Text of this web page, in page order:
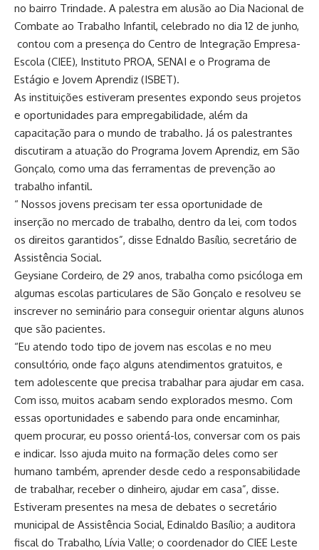
no bairro Trindade. A palestra em alusão ao Dia Nacional de
Combate ao Trabalho Infantil, celebrado no dia 12 de junho,
contou com a presença do Centro de Integração Empresa-
Escola (CIEE), Instituto PROA, SENAI e o Programa de
Estágio e Jovem Aprendiz (ISBET).
As instituições estiveram presentes expondo seus projetos
e oportunidades para empregabilidade, além da
capacitação para o mundo de trabalho. Já os palestrantes
discutiram a atuação do Programa Jovem Aprendiz, em São
Gonçalo, como uma das ferramentas de prevenção ao
trabalho infantil.
“ Nossos jovens precisam ter essa oportunidade de
inserção no mercado de trabalho, dentro da lei, com todos
os direitos garantidos”, disse Ednaldo Basílio, secretário de
Assistência Social.
Geysiane Cordeiro, de 29 anos, trabalha como psicóloga em
algumas escolas particulares de São Gonçalo e resolveu se
inscrever no seminário para conseguir orientar alguns alunos
que são pacientes.
“Eu atendo todo tipo de jovem nas escolas e no meu
consultório, onde faço alguns atendimentos gratuitos, e
tem adolescente que precisa trabalhar para ajudar em casa.
Com isso, muitos acabam sendo explorados mesmo. Com
essas oportunidades e sabendo para onde encaminhar,
quem procurar, eu posso orientá-los, conversar com os pais
e indicar. Isso ajuda muito na formação deles como ser
humano também, aprender desde cedo a responsabilidade
de trabalhar, receber o dinheiro, ajudar em casa”, disse.
Estiveram presentes na mesa de debates o secretário
municipal de Assistência Social, Edinaldo Basílio; a auditora
fiscal do Trabalho, Lívia Valle; o coordenador do CIEE Leste